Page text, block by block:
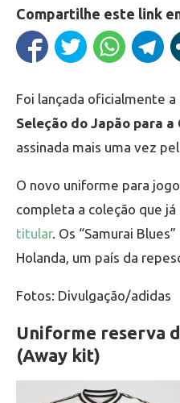
Compartilhe este link
Foi lançada oficialmente a
Seleção do Japão para a
assinada mais uma vez
O novo uniforme para
completa a coleção que já
titular. Os “Samurai
Holanda, um país da
Fotos: Divulgação/adidas
Uniforme reserva
(Away kit)